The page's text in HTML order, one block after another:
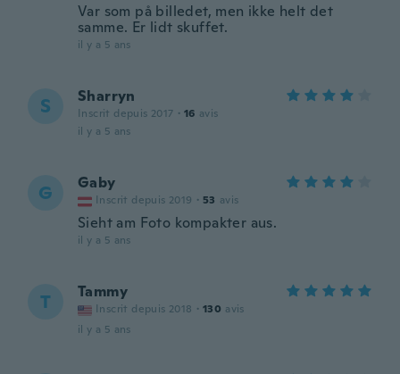
Var som på billedet, men ikke helt det
samme. Er lidt skuffet.
il y a 5 ans
S Sharryn
Inscrit depuis 2017 · 16 avis
il y a 5 ans
G Gaby
Inscrit depuis 2019 · 53 avis
Sieht am Foto kompakter aus.
il y a 5 ans
T Tammy
Inscrit depuis 2018 · 130 avis
il y a 5 ans